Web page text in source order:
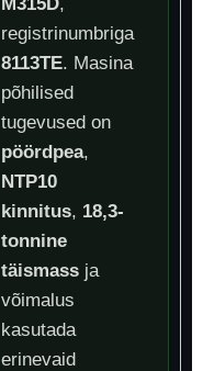
registrinumbriga
8113TE. Masina
põhilised
tugevused on
pöördpea,
NTP10
kinnitus, 18,3-
tonnine
täismass ja
võimalus
kasutada
erinevaid